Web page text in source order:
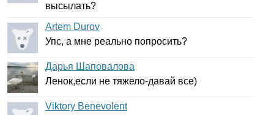
высылать?
Artem Durov
Упс, а мне реально попросить?
Дарья Шаповалова
Ленок,если не тяжело-давай все)
Viktory Benevolent